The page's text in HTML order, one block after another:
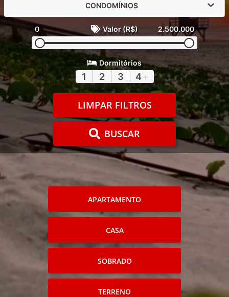
CONDOMÍNIOS
0 Valor (R$) 2.500.000
Dormitórios
1 2 3 4 +
LIMPAR FILTROS
BUSCAR
APARTAMENTO
CASA
SOBRADO
TERRENO